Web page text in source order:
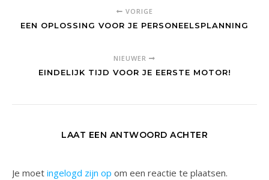
VORIGE
EEN OPLOSSING VOOR JE PERSONEELSPLANNING
NIEUWER
EINDELIJK TIJD VOOR JE EERSTE MOTOR!
LAAT EEN ANTWOORD ACHTER
Je moet ingelogd zijn op om een reactie te plaatsen.